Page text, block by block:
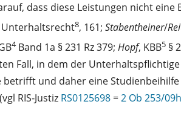
dass diese Leistungen nicht
Unterhaltsrecht8, 161; Stabentheiner/
4Band 1a § 231 Rz 379; Hopf, KBB5 §
Fall, in dem der
und daher eine
RIS‑Justiz RS0125698 =2 Ob 253/09h